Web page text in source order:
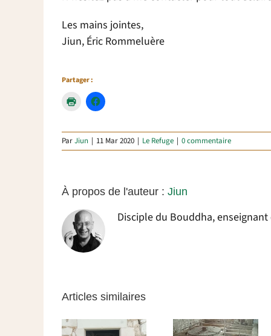
Les mains jointes,
Jiun, Éric Rommeluère
Partager :
ParJiun | 11 Mar 2020 | Le Refuge | 0 commentaire
À propos de l'auteur : Jiun
Disciple du Bouddha,
Articles similaires